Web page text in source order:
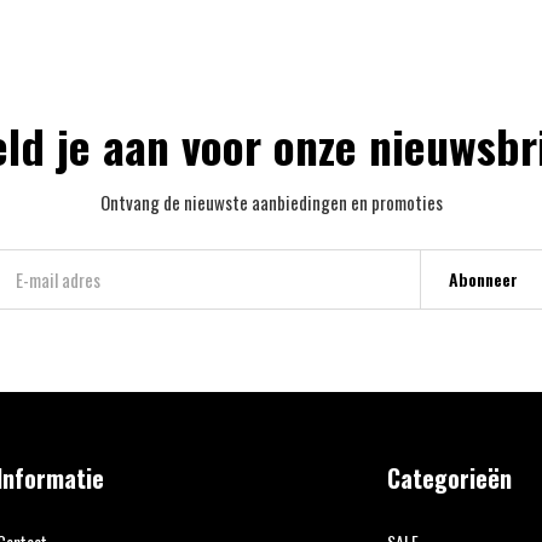
je aan voor onze
Ontvang de nieuwste aanbiedingen en promoties
Abonneer
Categorieën